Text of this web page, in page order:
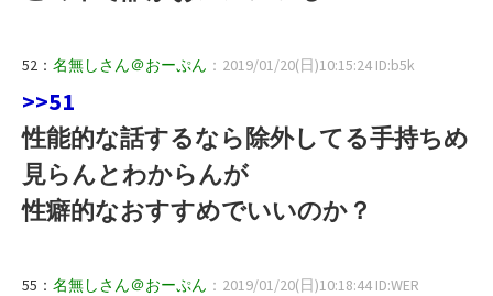
52： 名無しさん＠おーぷん ：2019/01/20(日)10:15:24 ID:b5k
>>51
性能的な話するなら除外してる手持ちめ
見らんとわからんが
性癖的なおすすめでいいのか？
55： 名無しさん＠おーぷん ：2019/01/20(日)10:18:44 ID:WER